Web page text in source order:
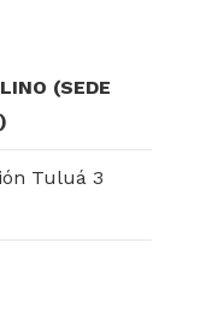
(SEDE
Tuluá 3